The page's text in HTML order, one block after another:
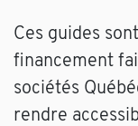
Ces guides
financement
sociétés
rendre